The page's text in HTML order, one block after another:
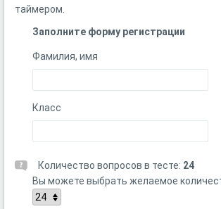
таймером.
Заполните форму регистрации
Фамилия, имя
Класс
Количество вопросов в тесте: 24
Вы можете выбрать желаемое